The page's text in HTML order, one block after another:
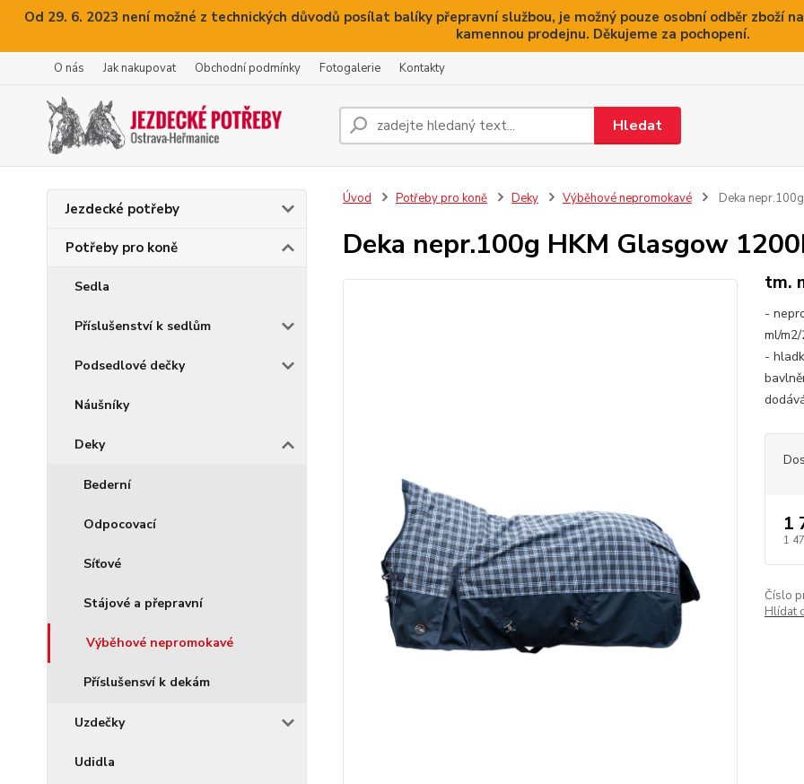
Od 29. 6. 2023 není možné z technických důvodů posílat balíky přepravní službou, je možný pouze osobní odběr zboží
kamennou prodejnu. Děkujeme za pochopení.
O nás Jak nakupovat Obchodní podmínky Fotogalerie Kontakty
Hledat
Jezdecké potřeby
Potřeby pro koně
Sedla
Příslušenství k sedlům
Podsedlové dečky
Náušníky
Deky
Bederní
Odpocovací
Síťové
Stájové a přepravní
Výběhové nepromokavé
Příslušensví k dekám
Uzdečky
Udidla
Úvod Potřeby pro koně Deky Výběhové nepromokavé Deka
Deka nepr.100g HKM Glasgow
tm.
-
ml/
-
1
1
Číslo
Hlídat